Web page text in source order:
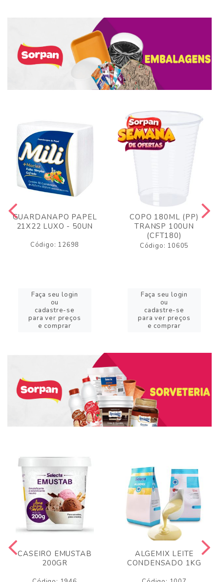
GUARDANAPO PAPEL
21X22 LUXO - 50UN
Código: 12698
Faça seu login
ou
cadastre-se
para ver preços
e comprar
COPO 180ML (PP)
TRANSP 100UN
(CFT180)
Código: 10605
Faça seu login
ou
cadastre-se
para ver preços
e comprar
CASEIRO EMUSTAB
200GR
ALGEMIX LEITE
CONDENSADO 1KG